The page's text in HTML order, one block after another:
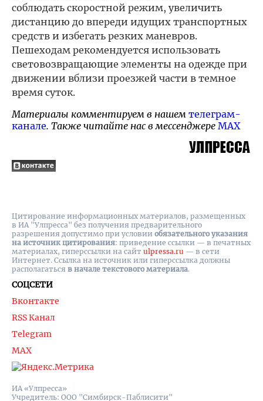
соблюдать скоростной режим, увеличить
дистанцию до впереди идущих транспортных
средств и избегать резких маневров.
Пешеходам рекомендуется использовать
световозвращающие элементы на одежде при
движении вблизи проезжей части в темное
время суток.
Материалы комментируем в нашем телеграм-
канале. Также читайте нас в мессенджере MAX
ИА «Улпресса»
Учредитель: ООО "Симбирск-Паблисити"
СОЦСЕТИ
Вконтакте
RSS Канал
Telegram
MAX
Цитирование информационных материалов, размещенных
в ИА "Улпресса" без получения предварительного
разрешения допустимо при условии обязательного указания
на источник цитирования: приведение ссылки — в печатных
материалах, гиперссылки на cайт ulpressa.ru — в сети
Интернет. Ссылка на источник или гиперссылка должны
располагаться в начале текстового материала.